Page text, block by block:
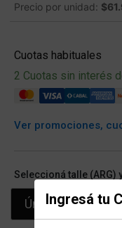
Ingresá tu
Precio por unidad:
Cuotas habituales
2 Cuotas sin interés
Ver promociones,
Seleccioná talle
Único